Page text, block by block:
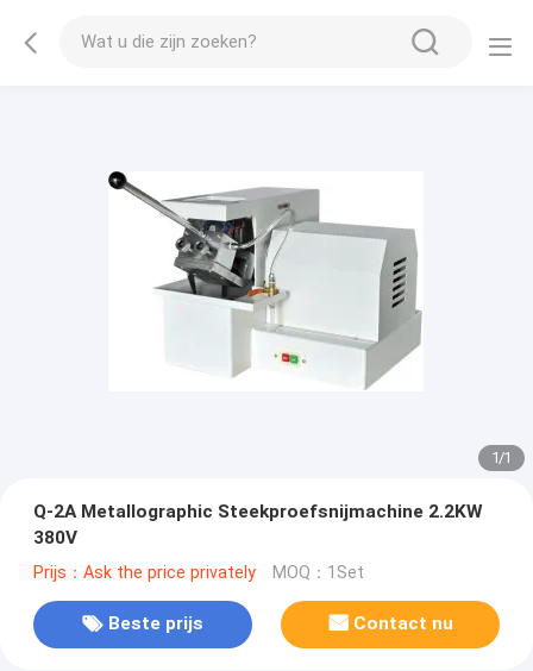
1/1
Q-2A Metallographic Steekproefsnijmachine 2.2KW
380V
Prijs：Ask the price privately MOQ：1Set
Beste prijs Contact nu